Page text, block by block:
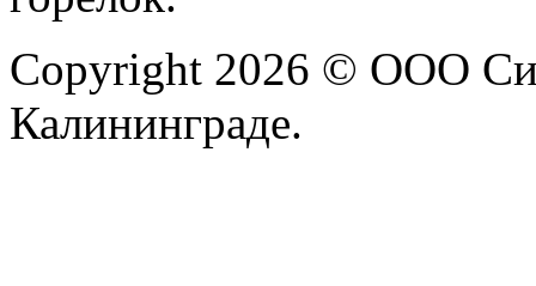
Copyright 2026 © ООО
Калининграде.